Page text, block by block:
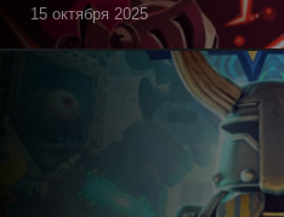
15 октября 2025